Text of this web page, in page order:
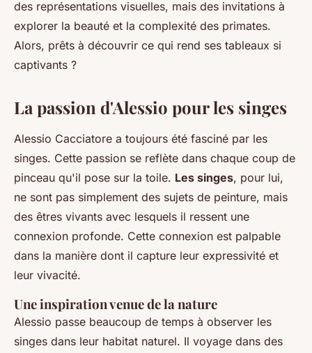
des représentations visuelles, mais des invitations à
explorer la beauté et la complexité des primates.
Alors, prêts à découvrir ce qui rend ses tableaux si
captivants ?
La passion d'Alessio pour les singes
Alessio Cacciatore a toujours été fasciné par les
singes. Cette passion se reflète dans chaque coup de
pinceau qu'il pose sur la toile. Les singes, pour lui,
ne sont pas simplement des sujets de peinture, mais
des êtres vivants avec lesquels il ressent une
connexion profonde. Cette connexion est palpable
dans la manière dont il capture leur expressivité et
leur vivacité.
Une inspiration venue de la nature
Alessio passe beaucoup de temps à observer les
singes dans leur habitat naturel. Il voyage dans des